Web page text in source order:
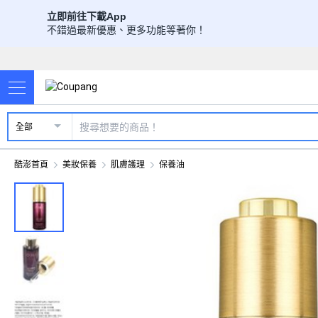
立即前往下載App
不錯過最新優惠、更多功能等著你！
全部
酷澎首頁 美妝保養 肌膚護理 保養油